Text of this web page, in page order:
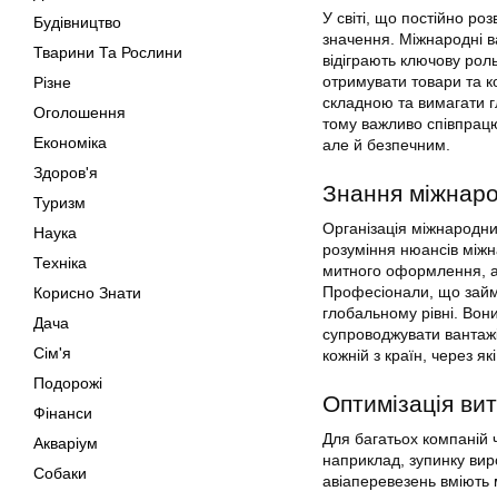
Будівництво
Тварини Та Рослини
Різне
Оголошення
Економіка
Здоров'я
Туризм
Наука
Техніка
Корисно Знати
Дача
Сім'я
Подорожі
Фінанси
Акваріум
Собаки
У світі, що постійно
значення. Міжнародні
відіграють ключову
отримувати товари та
складною та вимагати
тому важливо
але й безпечним.
Знання
Організація
розуміння нюансів
митного оформлення, а
Професіонали, що
глобальному рівні.
супроводжувати
кожній з країн, через
Оптимізація
Для багатьох компаній
наприклад, зупинку
авіаперевезень